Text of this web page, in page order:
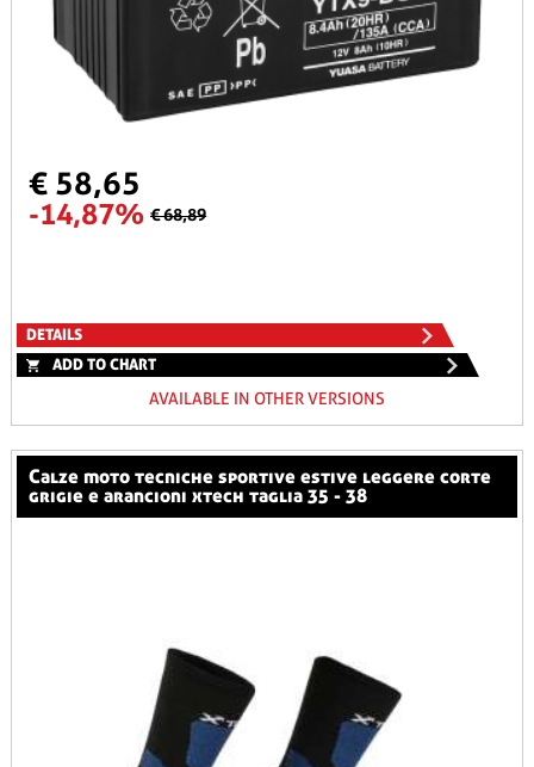
€ 58,65
-14,87% € 68,89
DETAILS
ADD TO CHART
AVAILABLE IN OTHER VERSIONS
calze moto tecniche sportive estive leggere corte
grigie e arancioni xtech taglia 35 - 38